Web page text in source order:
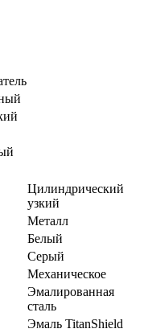
Цилиндрический
узкий
Металл
Белый
Серый
Механическое
Эмалированная
сталь
Эмаль TitanShield